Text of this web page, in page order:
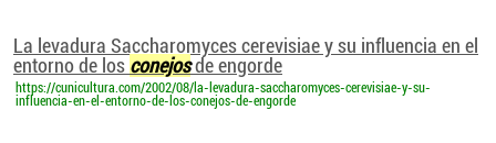
La levadura Saccharomyces cerevisiae y su influencia en el
entorno de los conejosde engorde
https://cunicultura.com/2002/08/la-levadura-saccharomyces-cerevisiae-y-su-
influencia-en-el-entorno-de-los-conejos-de-engorde